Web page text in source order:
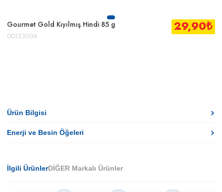
Gourmet Gold Kıyılmış Hindi 85 g
00123004
29,90₺
Ürün Bilgisi
Enerji ve Besin Öğeleri
İlgili ÜrünlerDİĞER Markalı Ürünler